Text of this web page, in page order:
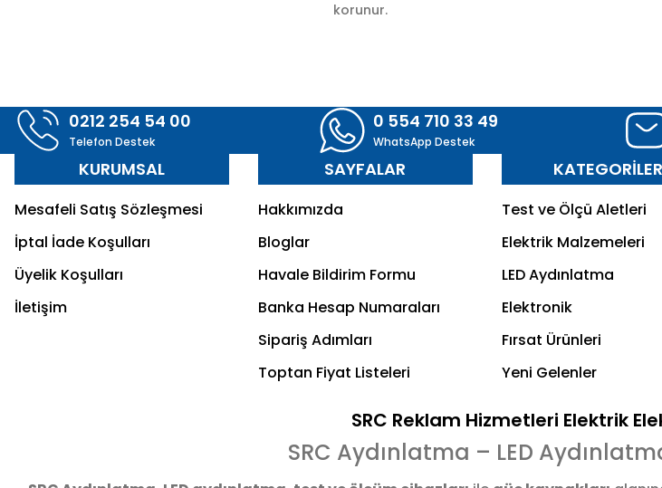
korunur.
0212 254 54 00
Telefon Destek
0 554 710 33 49
WhatsApp Destek
KURUMSAL
Mesafeli Satış Sözleşmesi
İptal İade Koşulları
Üyelik Koşulları
İletişim
SAYFALAR
Hakkımızda
Bloglar
Havale Bildirim Formu
Banka Hesap Numaraları
Sipariş Adımları
Toptan Fiyat Listeleri
KATEGORİLER
Test ve Ölçü Aletleri
Elektrik Malzemeleri
LED Aydınlatma
Elektronik
Fırsat Ürünleri
Yeni Gelenler
SRC Reklam Hizmetleri Elektrik
SRC Aydınlatma – LED